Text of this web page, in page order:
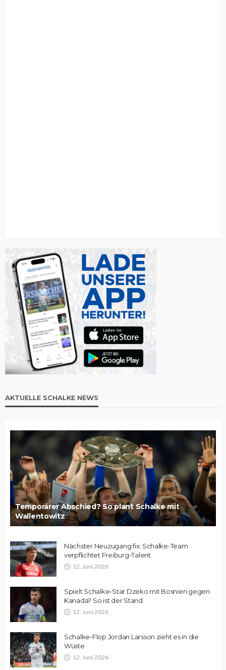
AKTUELLE SCHALKE NEWS
Temporärer Abschied? So plant Schalke mit
Wallentowitz
Nächster Neuzugang fix: Schalke-Team
verpflichtet Freiburg-Talent
12. Juni 2026
Spielt Schalke-Star Dzeko mit Bosnien gegen
Kanada? So ist der Stand
12. Juni 2026
Schalke-Flop Jordan Larsson zieht es in die
Wüste
12. Juni 2026